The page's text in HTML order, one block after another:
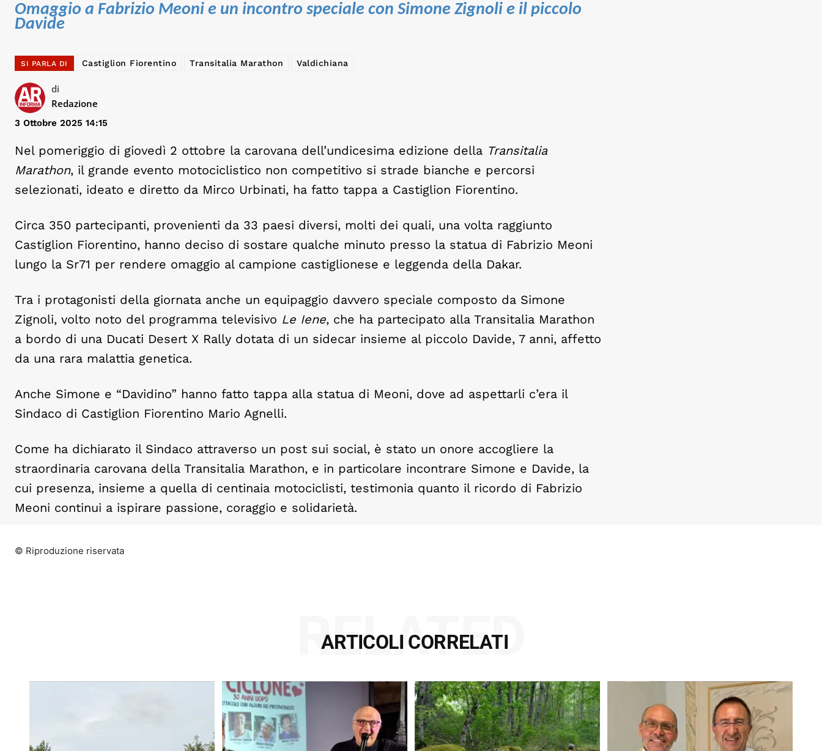
Omaggio a Fabrizio Meoni e un incontro speciale con Simone Zignoli e il piccolo
Davide
SI PARLA DI Castiglion Fiorentino Transitalia Marathon Valdichiana
di
Redazione
3 Ottobre 2025 14:15
Nel pomeriggio di giovedì 2 ottobre la carovana dell’undicesima edizione della Transitalia
Marathon, il grande evento motociclistico non competitivo si strade bianche e percorsi
selezionati, ideato e diretto da Mirco Urbinati, ha fatto tappa a Castiglion Fiorentino.
Circa 350 partecipanti, provenienti da 33 paesi diversi, molti dei quali, una volta raggiunto
Castiglion Fiorentino, hanno deciso di sostare qualche minuto presso la statua di Fabrizio Meoni
lungo la Sr71 per rendere omaggio al campione castiglionese e leggenda della Dakar.
Tra i protagonisti della giornata anche un equipaggio davvero speciale composto da Simone
Zignoli, volto noto del programma televisivo Le Iene, che ha partecipato alla Transitalia Marathon
a bordo di una Ducati Desert X Rally dotata di un sidecar insieme al piccolo Davide, 7 anni, affetto
da una rara malattia genetica.
Anche Simone e “Davidino” hanno fatto tappa alla statua di Meoni, dove ad aspettarli c’era il
Sindaco di Castiglion Fiorentino Mario Agnelli.
Come ha dichiarato il Sindaco attraverso un post sui social, è stato un onore accogliere la
straordinaria carovana della Transitalia Marathon, e in particolare incontrare Simone e Davide, la
cui presenza, insieme a quella di centinaia motociclisti, testimonia quanto il ricordo di Fabrizio
Meoni continui a ispirare passione, coraggio e solidarietà.
© Riproduzione riservata
ARTICOLI CORRELATI
RELATED